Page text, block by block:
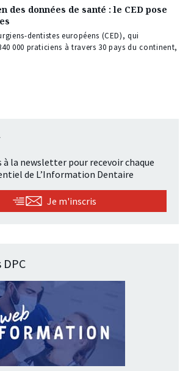
des données de santé : le CED pose
dentistes européens (CED), qui
000 praticiens à travers 30 pays du continent,
à la newsletter pour recevoir chaque
de L’Information Dentaire
Je m'inscris